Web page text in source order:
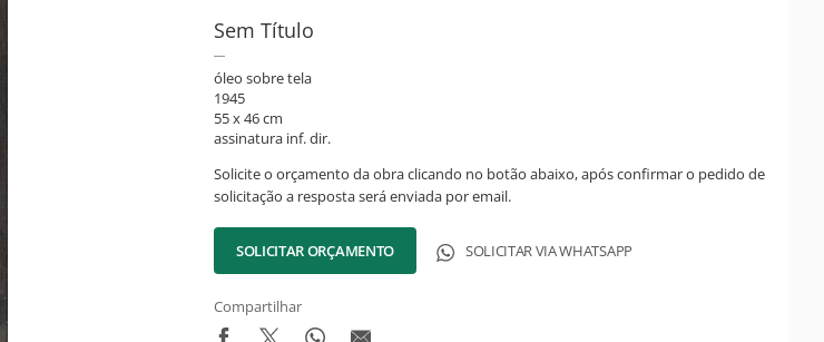
Sem Título
óleo sobre tela
1945
55 x 46 cm
assinatura inf. dir.
Solicite o orçamento da obra clicando no botão abaixo, após confirmar o pedido de
solicitação a resposta será enviada por email.
SOLICITAR ORÇAMENTO SOLICITAR VIA WHATSAPP
Compartilhar